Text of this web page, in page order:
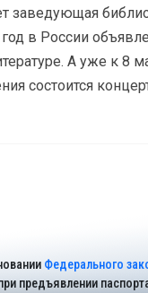
заведующая
в России
А уже к 8
состоится
Федерального
предъявлении